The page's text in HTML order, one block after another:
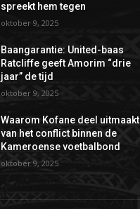
spreekt hem tegen
oktober 9, 2025
Baangarantie: United-baas
Ratcliffe geeft Amorim “drie
jaar” de tijd
oktober 9, 2025
Waarom Kofane deel uitmaakt
van het conflict binnen de
Kameroense voetbalbond
oktober 9, 2025